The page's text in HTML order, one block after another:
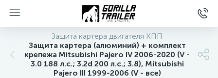
Защита картера двигателя КПП
Защита картера (алюминий) + комплект
крепежа Mitsubishi Pajero IV 2006-2020 (V -
3.0 188 л.с.; 3.2d 200 л.с.; 3.8), Mitsubishi
Pajero III 1999-2006 (V - все)